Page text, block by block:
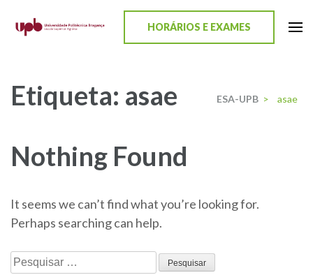
HORÁRIOS E EXAMES
Etiqueta: asae ESA-UPB > asae
Nothing Found
It seems we can’t find what you’re looking for.
Perhaps searching can help.